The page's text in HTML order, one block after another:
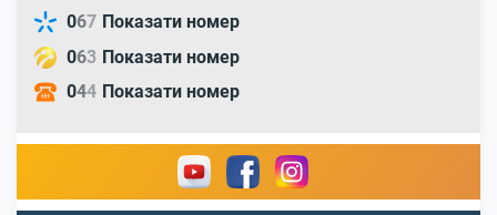
067 Показати номер
063 Показати номер
044 Показати номер